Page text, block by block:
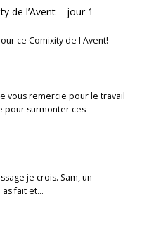
de l’Avent – jour 1
ce Comixity de l'Avent!
vous remercie pour le travail
pour surmonter ces
je crois. Sam, un
as fait et…